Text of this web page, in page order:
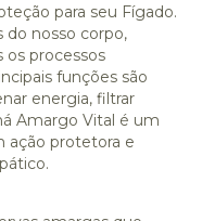
para seu Fígado.
do nosso corpo,
processos
funções são
energia, filtrar
Amargo Vital é um
ação protetora e